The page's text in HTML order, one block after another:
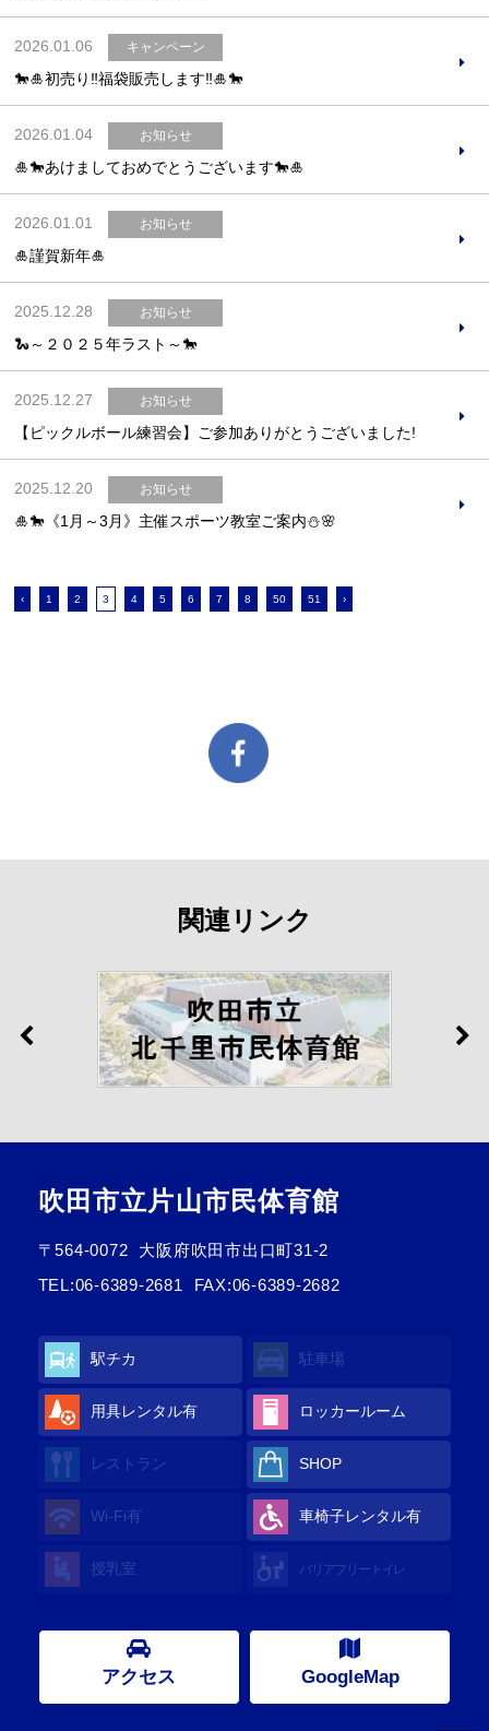
2026.01.06 キャンペーン
🐎🎍初売り‼福袋販売します‼🎍🐎
2026.01.04 お知らせ
🎍🐎あけましておめでとうございます🐎🎍
2026.01.01 お知らせ
🎍謹賀新年🎍
2025.12.28 お知らせ
🐍～２０２５年ラスト～🐎
2025.12.27 お知らせ
【ピックルボール練習会】ご参加ありがとうございました!
2025.12.20 お知らせ
🎍🐎《1月～3月》主催スポーツ教室ご案内⛄🌸
‹ 1 2 3 4 5 6 7 8 50 51 ›
関連リンク
吹田市立片山市民体育館
〒564-0072
大阪府吹田市出口町31-2
TEL:06-6389-2681 FAX:06-6389-2682
駅チカ 駐車場
用具レンタル有 ロッカールーム
レストラン SHOP
Wi-Fi有 車椅子レンタル有
授乳室 バリアフリートイレ
アクセス GoogleMap